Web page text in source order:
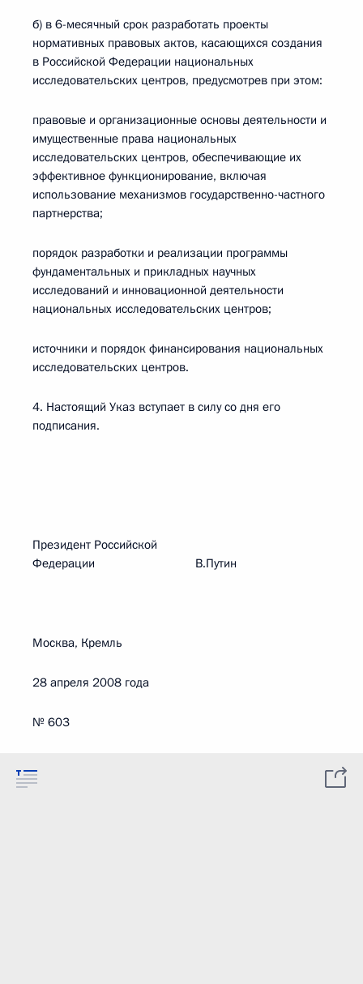
б) в 6-месячный срок разработать проекты
нормативных правовых актов, касающихся создания
в Российской Федерации национальных
исследовательских центров, предусмотрев при этом:
правовые и организационные основы деятельности и
имущественные права национальных
исследовательских центров, обеспечивающие их
эффективное функционирование, включая
использование механизмов государственно-частного
партнерства;
порядок разработки и реализации программы
фундаментальных и прикладных научных
исследований и инновационной деятельности
национальных исследовательских центров;
источники и порядок финансирования национальных
исследовательских центров.
4. Настоящий Указ вступает в силу со дня его
подписания.
Президент Российской
Федерации В.Путин
Москва, Кремль
28 апреля 2008 года
№ 603